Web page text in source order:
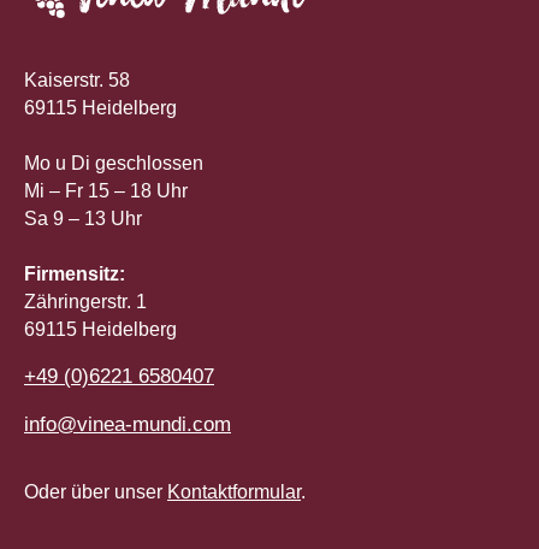
Kaiserstr. 58
69115 Heidelberg
Mo u Di geschlossen
Mi – Fr 15 – 18 Uhr
Sa 9 – 13 Uhr
Firmensitz:
Zähringerstr. 1
69115 Heidelberg
+49 (0)6221 6580407
info@vinea-mundi.com
Oder über unser Kontaktformular.